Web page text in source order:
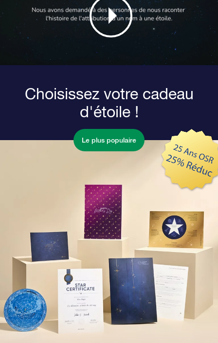
Choisissez votre cadeau
d'étoile !
Le plus populaire